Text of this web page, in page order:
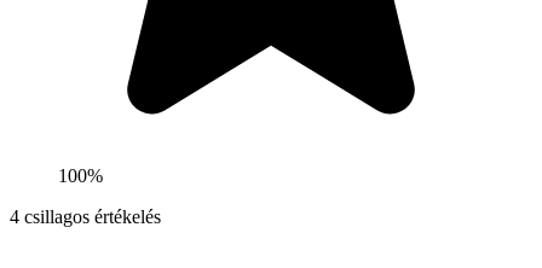
100%
4 csillagos értékelés